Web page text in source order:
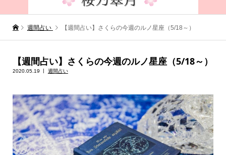
週間占い 【週間占い】さくらの今週のルノ星座（5/18～）
【週間占い】さくらの今週のルノ星座（5/18～）
2020.05.19 週間占い